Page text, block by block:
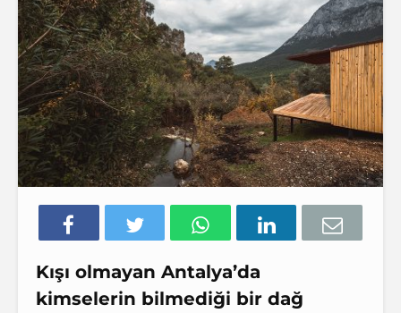
Kışı olmayan Antalya’da
kimselerin bilmediği bir dağ